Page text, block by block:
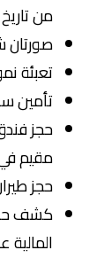
من
صورتان
تعبئة
تأمين
حجز
مقيم في
حجز